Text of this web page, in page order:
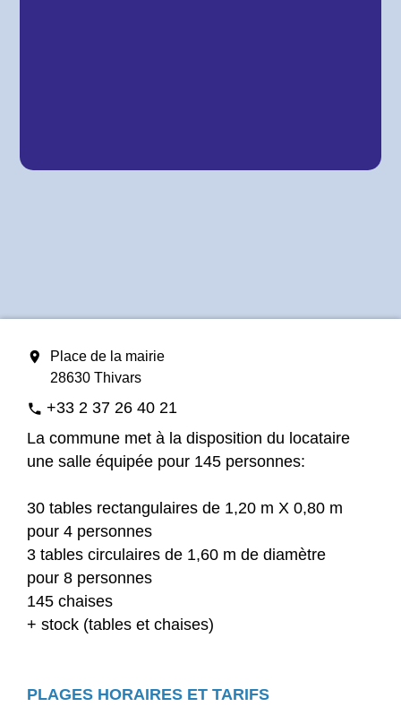
location_on
Place de la mairie
28630 Thivars
phone +33 2 37 26 40 21
La commune met à la disposition du locataire
une salle équipée pour 145 personnes:
30 tables rectangulaires de 1,20 m X 0,80 m
pour 4 personnes
3 tables circulaires de 1,60 m de diamètre
pour 8 personnes
145 chaises
+ stock (tables et chaises)
PLAGES HORAIRES ET TARIFS